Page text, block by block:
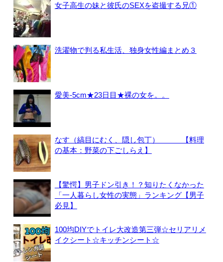
女子高生の妹と彼氏のSEXを盗撮する兄①
洗濯物で判る私生活、独身女性編まとめ３
愛美-5cm★23日目★裸の女を。。
なす（縞目にむく、隠し包丁） 【料理
の基本：野菜の下ごしらえ】
【驚愕】男子ドン引き！？知りたくなかった
「一人暮らし女性の実態」ランキング【男子
必見】
100均DIYでトイレ大改造第三弾☆セリアリメ
イクシート☆キッチンシート☆